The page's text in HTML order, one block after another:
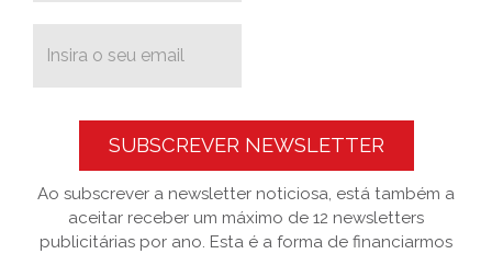
SUBSCREVER NEWSLETTER
Ao subscrever a newsletter noticiosa, está também a
aceitar receber um máximo de 12 newsletters
publicitárias por ano. Esta é a forma de financiarmos